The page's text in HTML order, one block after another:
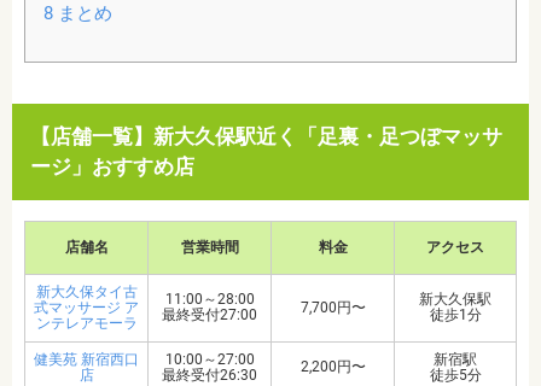
8まとめ
【店舗一覧】新大久保駅近く「足裏・足つぼマッサ
ージ」おすすめ店
店舗名 営業時間 料金 アクセス
新大久保タイ古
式マッサージ ア
ンテレアモーラ
11:00～28:00
最終受付27:00
7,700円〜
新大久保駅
徒歩1分
健美苑 新宿西口
店
10:00～27:00
最終受付26:30
2,200円〜
新宿駅
徒歩5分